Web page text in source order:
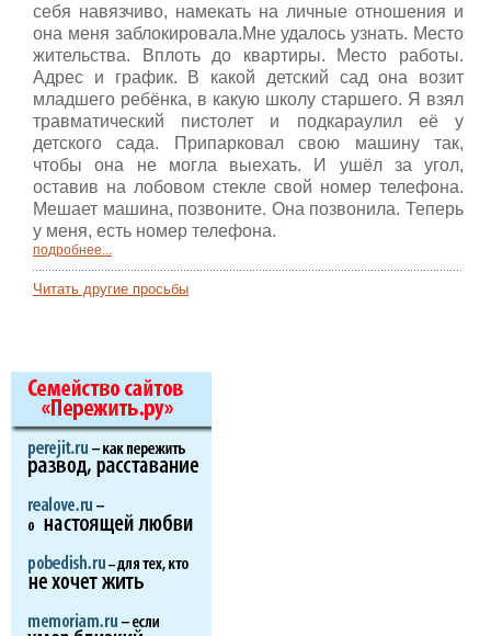
себя навязчиво, намекать на личные отношения и
она меня заблокировала.Мне удалось узнать. Место
жительства. Вплоть до квартиры. Место работы.
Адрес и график. В какой детский сад она возит
младшего ребёнка, в какую школу старшего. Я взял
травматический пистолет и подкараулил её у
детского сада. Припарковал свою машину так,
чтобы она не могла выехать. И ушёл за угол,
оставив на лобовом стекле свой номер телефона.
Мешает машина, позвоните. Она позвонила. Теперь
у меня, есть номер телефона.
подробнее...
Читать другие просьбы